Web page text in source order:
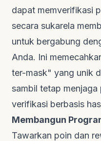
dapat memverifikasi
secara sukarela
untuk bergabung
Anda. Ini
ter-mask" yang unik
sambil tetap menjaga
verifikasi berbasis
Membangun
Tawarkan poin dan